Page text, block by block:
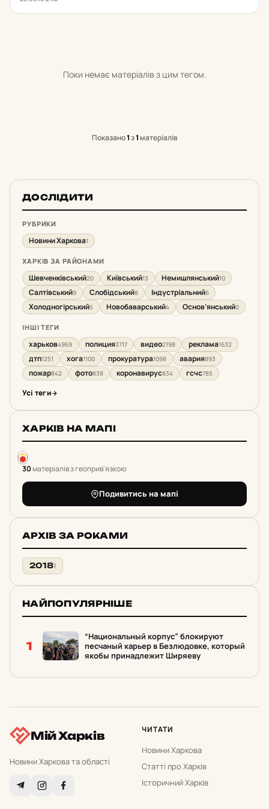
Поки немає матеріалів з цим тегом.
Показано1з1матеріалів
ДОСЛІДИТИ
РУБРИКИ
Новини Харкова1
ХАРКІВ ЗА РАЙОНАМИ
Шевченківський20 Київський13 Немишлянський10
Салтівський9 Слобідський8 Індустріальний6
Холодногірський5 Новобаварський4 Основ’янський0
ІНШІ ТЕГИ
харьков4969 полиция3717 видео2198 реклама1632
дтп1251 хога1100 прокуратура1098 авария893
пожар842 фото838 коронавирус834 гсчс785
Усі теги
ХАРКІВ НА МАПІ
30матеріалів з геоприв'язкою
Подивитись на мапі
АРХІВ ЗА РОКАМИ
20181
НАЙПОПУЛЯРНІШЕ
1
“Национальный корпус” блокируют
песчаный карьер в Безлюдовке, который
якобы принадлежит Ширяеву
Мій Харків
Новини Харкова та області
ЧИТАТИ
Новини Харкова
Статті про Харків
Історичний Харків